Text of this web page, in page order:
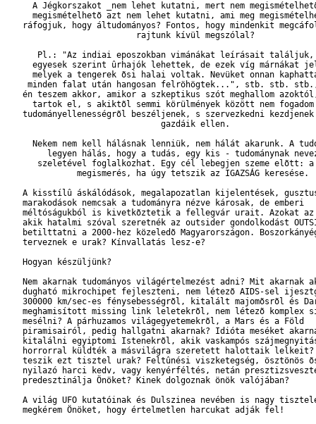
A Jégkorszakot _nem lehet kutatni, mert nem
megismételhetõ azt nem lehet kutatni, ami meg
ráfogjuk, hogy áltudományos? Fontos, hogy mindenkit
                          rajtunk kívül megszólal?
Pl.: "Az indiai eposzokban vimánákat leírásait
egyesek szerint ûrhajók lehettek, de ezek víg márnákat
melyek a tengerek õsi halai voltak. Nevüket onnan
minden falat után hangosan felröhögtek...", stb. stb.
én teszem akkor, amikor a szkeptikus szót meghallom
tartok el, s akiktõl semmi körülmények között nem
tudományellenességrõl beszéljenek, s szervezkedni
                               gazdáik ellen.
Nekem nem kell hálásnak lenniük, nem hálát akarunk. A
legyen hálás, hogy a tudás, egy kis - tudománynak
szeletével foglalkozhat. Egy cél lebegjen szeme elõtt:
              megismerés, ha úgy tetszik az IGAZSÁG keresése.
A kisstílû áskálódások, megalapozatlan kijelentések,
   marakodások nemcsak a tudományra nézve károsak, de emberi
méltóságukból is kivetkõztetik a fellegvár urait. Azokat
akik hatalmi szóval szeretnék az outsider gondolkodást
betilttatni a 2000-hez közeledõ Magyarországon.
   terveznek e urak? Kínvallatás lesz-e?
   Hogyan készüljünk?
Nem akarnak tudományos világértelmezést adni? Mit akarnak
dugható mikrochipet fejleszteni, nem létezõ AIDS-sel
300000 km/sec-es fénysebességrõl, kitalált majomõsrõl és
meghamisított missing link leletekrõl, nem létezõ komplex
   mesélni? A párhuzamos világegyetemekrõl, a Mars és a Föld
piramisairól, pedig hallgatni akarnak? Idióta meséket
kitalálni egyiptomi Istenekrõl, akik vaskampós
horrorral küldték a másvilágra szeretett halottaik lelkeit?
teszik ezt tisztel urak? Feltûnési viszketegség, ösztönös
nyilazó harci kedv, vagy kenyérféltés, netán
   predesztinálja Önöket? Kinek dolgoznak önök valójában?
A világ UFO kutatóinak és Dulszinea nevében is nagy
   megkérem Önöket, hogy értelmetlen harcukat adják fel!